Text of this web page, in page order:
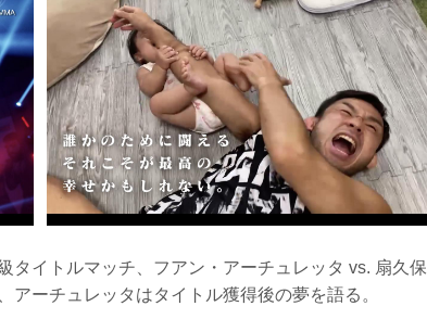
タイトルマッチ、フアン・アーチュレッタ vs. 扇久保
ーチュレッタはタイトル獲得後の夢を語る。